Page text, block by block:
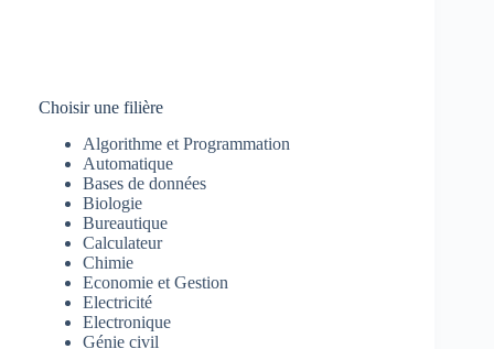
Choisir une filière
Algorithme et Programmation
Automatique
Bases de données
Biologie
Bureautique
Calculateur
Chimie
Economie et Gestion
Electricité
Electronique
Génie civil